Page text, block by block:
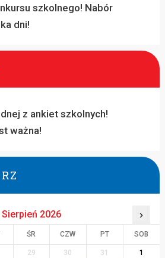
szkolnego! Nabór
dni!
z ankiet szkolnych!
ważna!
Sierpień 2026 ›
ŚR CZW PT SOB
29 30 31
1